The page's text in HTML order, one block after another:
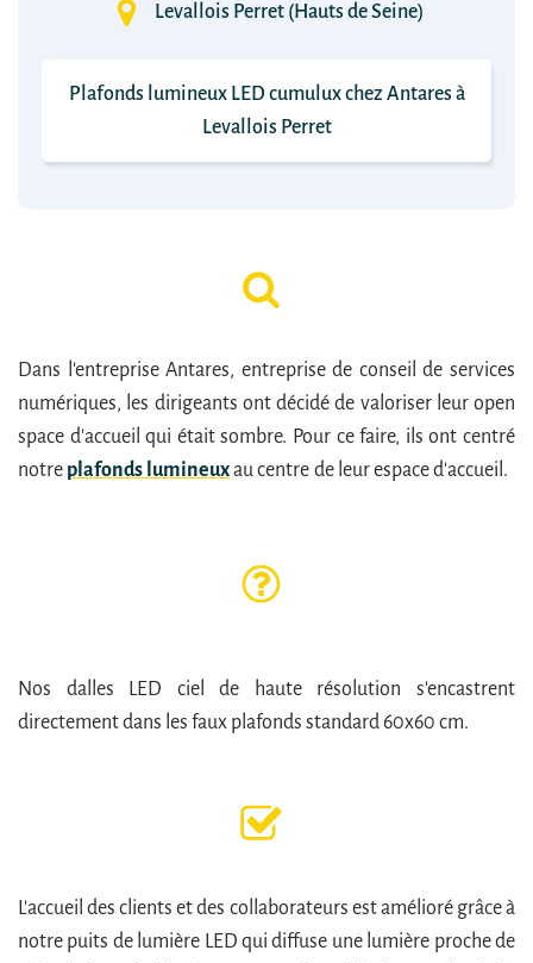
Levallois Perret (Hauts de Seine)
Plafonds lumineux LED cumulux chez Antares à
Levallois Perret
Dans l'entreprise Antares, entreprise de conseil de services
numériques, les dirigeants ont décidé de valoriser leur open
space d'accueil qui était sombre. Pour ce faire, ils ont centré
notre plafonds lumineuxau centre de leur espace d'accueil.
Nos dalles LED ciel de haute résolution s'encastrent
directement dans les faux plafonds standard 60x60 cm.
L'accueil des clients et des collaborateurs est amélioré grâce à
notre puits de lumière LED qui diffuse une lumière proche de